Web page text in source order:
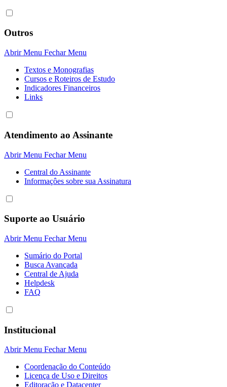
Outros
Abrir Menu Fechar Menu
Textos e Monografias
Cursos e Roteiros de Estudo
Indicadores Financeiros
Links
Atendimento ao Assinante
Abrir Menu Fechar Menu
Central do Assinante
Informaçôes sobre sua Assinatura
Suporte ao Usuário
Abrir Menu Fechar Menu
Sumário do Portal
Busca Avançada
Central de Ajuda
Helpdesk
FAQ
Institucional
Abrir Menu Fechar Menu
Coordenação do Conteúdo
Licença de Uso e Direitos
Editoração e Datacenter